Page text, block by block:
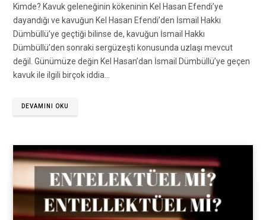
Kimde? Kavuk geleneğinin kökeninin Kel Hasan Efendi’ye
dayandığı ve kavuğun Kel Hasan Efendi’den İsmail Hakkı
Dümbüllü’ye geçtiği bilinse de, kavuğun İsmail Hakkı
Dümbüllü’den sonraki sergüzeşti konusunda uzlaşı mevcut
değil. Günümüze değin Kel Hasan’dan İsmail Dümbüllü’ye geçen
kavuk ile ilgili birçok iddia…
DEVAMINI OKU